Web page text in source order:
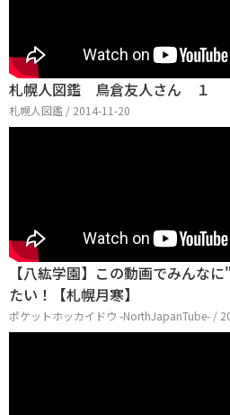
札幌人図鑑 鳥倉友人さん １
札幌人図鑑 / 2014-11-20
【八紘学園】この動画でみんな
たい！【札幌月寒】
ポケットホッカイドウ -NorthJapanTube- /